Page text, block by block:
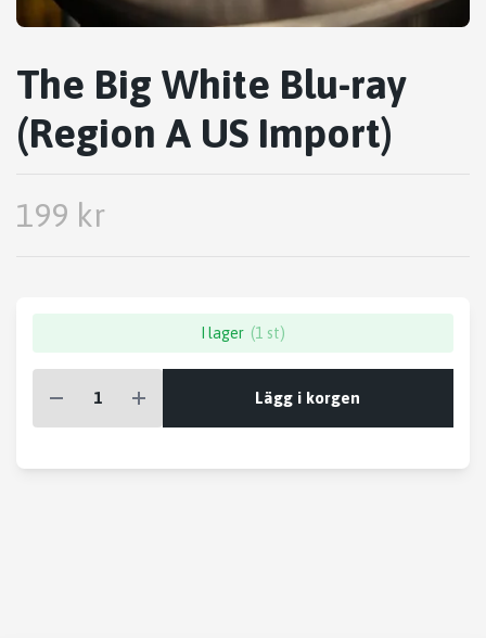
The Big White Blu-ray
(Region A US Import)
199 kr
I lager (1 st)
Lägg i korgen